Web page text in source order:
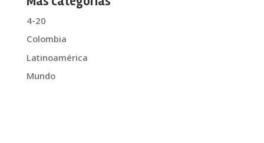
4-20
Colombia
Latinoamérica
Mundo